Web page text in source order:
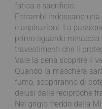
fatica e sacrificio.
Entrambi indossano
e aspirazioni. La
primo sguardo minaccia
travestimenti che li
Vale la pena scoprire il
Quando la maschera
fumo, scopriranno di
delusi dalle reciproche
Nel grigio freddo della